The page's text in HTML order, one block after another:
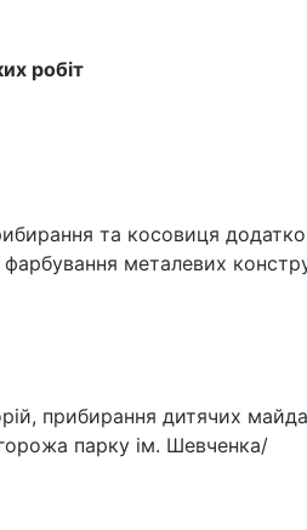
робіт
та косовиця
металевих
прибирання дитячих
парку ім. Шевченка/